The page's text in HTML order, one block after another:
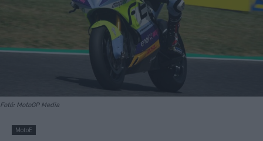
Fotó: MotoGP Media
MotoE